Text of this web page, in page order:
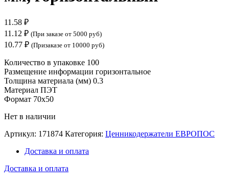
11.58 ₽
11.12 ₽ (При заказе от 5000 руб)
10.77 ₽ (Призаказе от 10000 руб)
Количество в упаковке 100
Размещение информации горизонтальное
Толщина материала (мм) 0.3
Материал ПЭТ
Формат 70х50
Нет в наличии
Артикул: 171874 Категория: Ценникодержатели ЕВРОПОС
Доставка и оплата
Доставка и оплата